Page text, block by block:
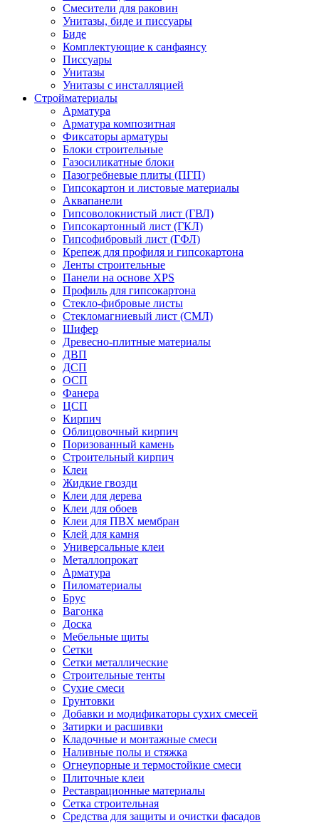
Смесители для раковин
Унитазы, биде и писсуары
Биде
Комплектующие к санфаянсу
Писсуары
Унитазы
Унитазы с инсталляцией
Стройматериалы
Арматура
Арматура композитная
Фиксаторы арматуры
Блоки строительные
Газосиликатные блоки
Пазогребневые плиты (ПГП)
Гипсокартон и листовые материалы
Аквапанели
Гипсоволокнистый лист (ГВЛ)
Гипсокартонный лист (ГКЛ)
Гипсофибровый лист (ГФЛ)
Крепеж для профиля и гипсокартона
Ленты строительные
Панели на основе XPS
Профиль для гипсокартона
Стекло-фибровые листы
Стекломагниевый лист (СМЛ)
Шифер
Древесно-плитные материалы
ДВП
ДСП
ОСП
Фанера
ЦСП
Кирпич
Облицовочный кирпич
Поризованный камень
Строительный кирпич
Клеи
Жидкие гвозди
Клеи для дерева
Клеи для обоев
Клеи для ПВХ мембран
Клей для камня
Универсальные клеи
Металлопрокат
Арматура
Пиломатериалы
Брус
Вагонка
Доска
Мебельные щиты
Сетки
Сетки металлические
Строительные тенты
Сухие смеси
Грунтовки
Добавки и модификаторы сухих смесей
Затирки и расшивки
Кладочные и монтажные смеси
Наливные полы и стяжка
Огнеупорные и термостойкие смеси
Плиточные клеи
Реставрационные материалы
Сетка строительная
Средства для защиты и очистки фасадов